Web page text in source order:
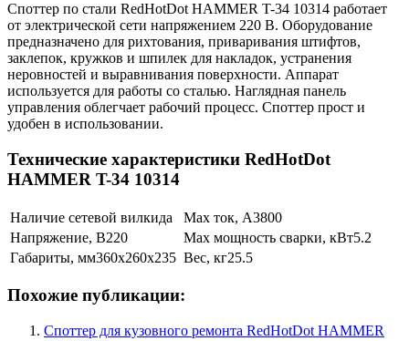
Споттер по стали RedHotDot HAMMER T-34 10314 работает
от электрической сети напряжением 220 В. Оборудование
предназначено для рихтования, приваривания штифтов,
заклепок, кружков и шпилек для накладок, устранения
неровностей и выравнивания поверхности. Аппарат
используется для работы со сталью. Наглядная панель
управления облегчает рабочий процесс. Споттер прост и
удобен в использовании.
Технические характеристики RedHotDot
HAMMER T-34 10314
Наличие сетевой вилкида Max ток, А3800
Напряжение, В220 Max мощность сварки, кВт5.2
Габариты, мм360х260х235 Вес, кг25.5
Похожие публикации:
Cпоттер для кузовного ремонта RedHotDot HAMMER